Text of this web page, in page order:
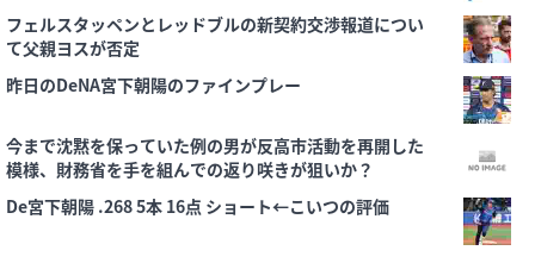
フェルスタッペンとレッドブルの新契約交渉報道につい
て父親ヨスが否定
昨日のDeNA宮下朝陽のファインプレー
今まで沈黙を保っていた例の男が反高市活動を再開した
模様、財務省を手を組んでの返り咲きが狙いか？
De宮下朝陽 .268 5本 16点 ショート←こいつの評価